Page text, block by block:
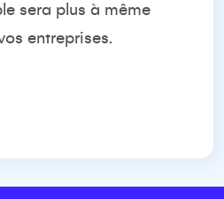
sera plus à même
entreprises.